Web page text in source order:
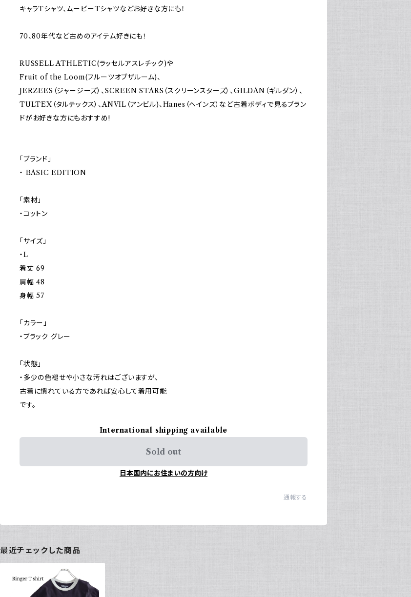
キャラTシャツ、ムービーTシャツなどお好きな方にも！
70、80年代など古めのアイテム好きにも！
RUSSELL ATHLETIC(ラッセルアスレチック)や
Fruit of the Loom(フルーツオブザルーム)、
JERZEES（ジャージーズ）、SCREEN STARS（スクリーンスターズ）、GILDAN（ギルダン）、
TULTEX（タルテックス）、ANVIL（アンビル)、Hanes（ヘインズ）など古着ボディで見るブラン
ドがお好きな方にもおすすめ!
「ブランド」
・ BASIC EDITION
「素材」
・コットン
「サイズ」
・L
着丈 69
肩幅 48
身幅 57
「カラー」
・ブラック グレー
「状態」
・多少の色褪せや小さな汚れはございますが、
古着に慣れている方であれば安心して着用可能
です。
International shipping available
Sold out
日本国内にお住まいの方向け
通報する
最近チェックした商品